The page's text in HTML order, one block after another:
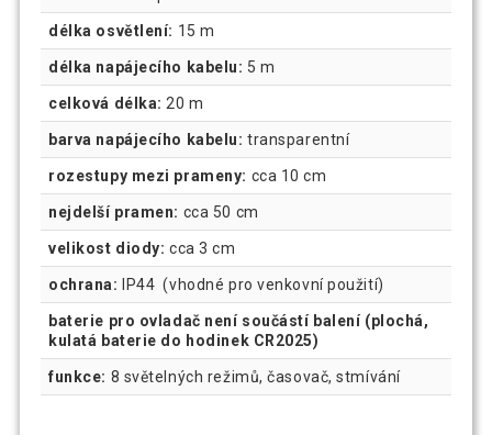
délka osvětlení: 15 m
délka napájecího kabelu: 5 m
celková délka: 20 m
barva napájecího kabelu: transparentní
rozestupy mezi prameny: cca 10 cm
nejdelší pramen: cca 50 cm
velikost diody: cca 3 cm
ochrana: IP44 (vhodné pro venkovní použití)
baterie pro ovladač není součástí balení (plochá,
kulatá baterie do hodinek CR2025)
funkce: 8 světelných režimů, časovač, stmívání